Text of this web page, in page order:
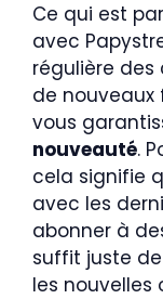
Ce qui est
avec
régulière des
de nouveaux
vous
nouveauté.
cela signifie
avec les
abonner à
suffit juste
les nouvelles